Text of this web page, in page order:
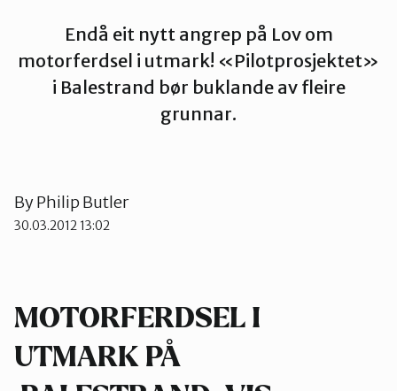
Indre Sogn
Sogn og Fjordane
Endå eit nytt angrep på Lov om
motorferdsel i utmark! «Pilotprosjektet»
i Balestrand bør buklande av fleire
grunnar.
ByPhilip Butler
30.03.2012 13:02
MOTORFERDSEL I
UTMARK PÅ